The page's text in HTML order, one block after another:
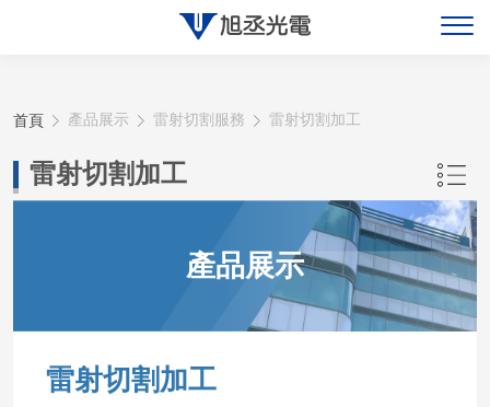
最新消息
產品展示
聯絡旭丞
首頁 產品展示 雷射切割服務 雷射切割加工
雷射切割加工
產品展示
雷射切割加工